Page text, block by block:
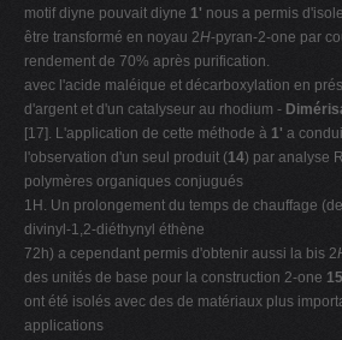
motif diyne pouvait diyne 1' nous a permis
être transformé en noyau 2H-pyran-2-one par
rendement de 70% après purification.
avec l'acide maléique et décarboxylation en
d'argent et d'un catalyseur au rhodium -
[17]. L'application de cette méthode à 1' a
l'observation d'un seul produit (14) par analyse
polymères organiques conjugués
1H. Un prolongement du temps de chauffage
divinyl-1,2-diéthynyl éthène
72h) a cependant permis d'obtenir aussi la bis 2
des unités de base pour la construction 2-one
ont été isolés avec des de matériaux plus
applications